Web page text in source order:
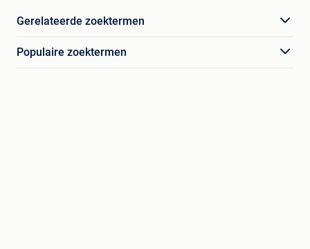
Gerelateerde zoektermen
Populaire zoektermen